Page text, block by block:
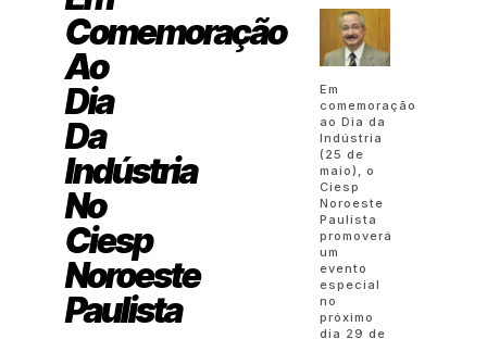
Comemoração
Ao
Dia
Da
Indústria
No
Ciesp
Noroeste
Paulista
Em
comemoração
ao Dia da
Indústria
(25 de
maio), o
Ciesp
Noroeste
Paulista
promoverá
um
evento
especial
no
próximo
dia 29 de